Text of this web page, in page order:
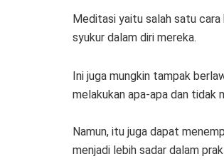
Meditasi yaitu salah satu
syukur dalam diri mereka.
Ini juga mungkin tampak
melakukan apa-apa dan tidak
Namun, itu juga dapat
menjadi lebih sadar dalam